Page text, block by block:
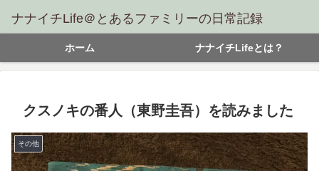
ナナイチLife＠とあるファミリーの日常記録
ホーム ナナイチLifeとは？
クスノキの番人（東野圭吾）を読みました
その他